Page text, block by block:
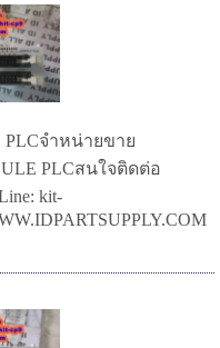
PLCจำหน่ายขาย
PLCสนใจติดต่อ
kit-